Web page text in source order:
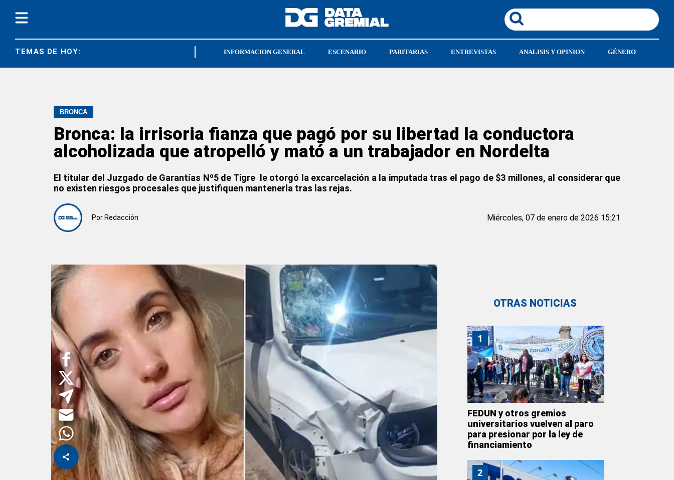
TEMAS DE HOY: MAR DEL PLATA ESTEBAN CABELLO
INFORMACION GENERAL ESCENARIO PARITARIAS ENTREVISTAS ANALISIS Y OPINION GÉNERO
BRONCA
Bronca: la irrisoria fianza que pagó por su libertad la conductora
alcoholizada que atropelló y mató a un trabajador en Nordelta
El titular del Juzgado de Garantías Nº5 de Tigre le otorgó la excarcelación a la imputada tras el pago de $3 millones, al considerar que
no existen riesgos procesales que justifiquen mantenerla tras las rejas.
Por Redacción Miércoles, 07 de enero de 2026 15:21
OTRAS NOTICIAS
1
FEDUN y otros gremios
universitarios vuelven al paro
para presionar por la ley de
financiamiento
2